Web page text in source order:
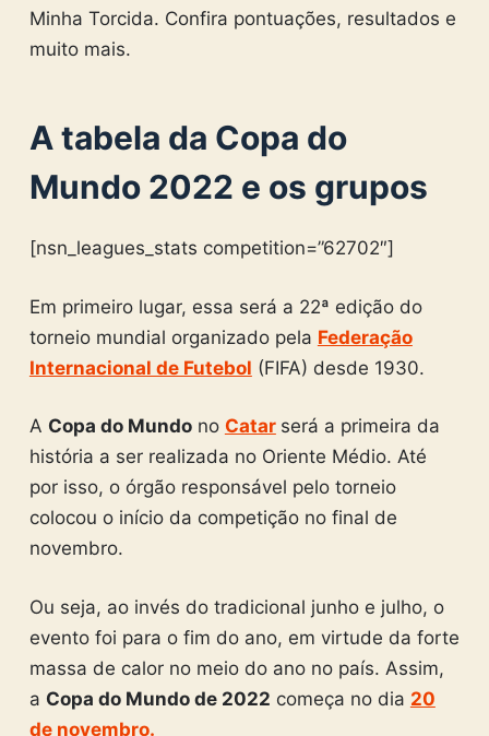
Minha Torcida. Confira pontuações, resultados e
muito mais.
A tabela da Copa do
Mundo 2022 e os grupos
[nsn_leagues_stats competition=”62702″]
Em primeiro lugar, essa será a 22ª edição do
torneio mundial organizado pela Federação
Internacional de Futebol (FIFA) desde 1930.
A Copa do Mundono Catar será a primeira da
história a ser realizada no Oriente Médio. Até
por isso, o órgão responsável pelo torneio
colocou o início da competição no final de
novembro.
Ou seja, ao invés do tradicional junho e julho, o
evento foi para o fim do ano, em virtude da forte
massa de calor no meio do ano no país. Assim,
a Copa do Mundo de 2022 começa no dia 20
de novembro.